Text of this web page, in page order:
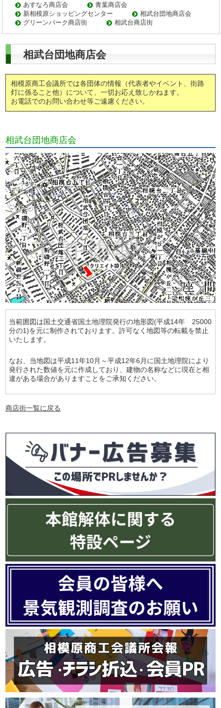
あすなろ商店会
青葉商店会
新相模原ショッピングセンター
相武台団地商店会
グリーンパーク商店街
相武台商店街
相武台団地商店会
相模原商工会議所では各団体の情報（代表者やイベント、街路
灯に係ること他）について、一切お応え致しかねます。
お電話でのお問い合わせ等ご遠慮ください。
相武台団地商店会
当範囲図は国土交通省国土地理院発行の地形図(平成14年 25000
分の1)を元に制作されております。許可なく地図等の転載を禁止
いたします。
なお、当地図は平成11年10月～平成12年6月に国土地理院により
発行された数値を元に作成しており、建物の名称などに現在と相
違がある場合がありますことをご承知ください。
商店街一覧に戻る